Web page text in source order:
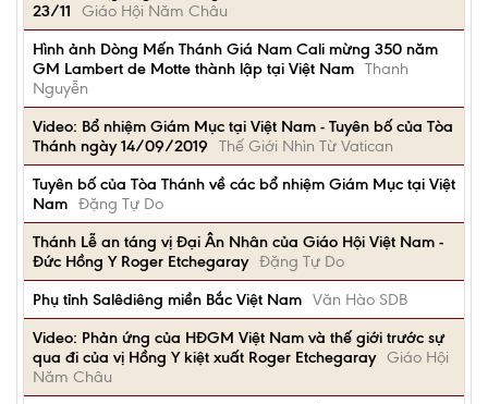
23/11
Giáo Hội Năm Châu
Hình ảnh Dòng Mến Thánh Giá Nam Cali mừng 350 năm
GM Lambert de Motte thành lập tại Việt Nam Thanh
Nguyễn
Video: Bổ nhiệm Giám Mục tại Việt Nam - Tuyên bố của Tòa
Thánh ngày 14/09/2019
Thế Giới Nhìn Từ Vatican
Tuyên bố của Tòa Thánh về các bổ nhiệm Giám Mục tại Việt
Nam Đặng Tự Do
Thánh Lễ an táng vị Đại Ân Nhân của Giáo Hội Việt Nam -
Đức Hồng Y Roger Etchegaray Đặng Tự Do
Phụ tỉnh Salêdiêng miền Bắc Việt Nam Văn Hào SDB
Video: Phản ứng của HĐGM Việt Nam và thế giới trước sự
qua đi của vị Hồng Y kiệt xuất Roger Etchegaray Giáo Hội
Năm Châu